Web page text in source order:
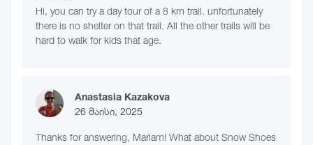
Hi, you can try a day tour of a 8 km trail. unfortunately
there is no shelter on that trail. All the other trails will be
hard to walk for kids that age.
Anastasia Kazakova
26 მაისი, 2025
Thanks for answering, Mariam! What about Snow Shoes